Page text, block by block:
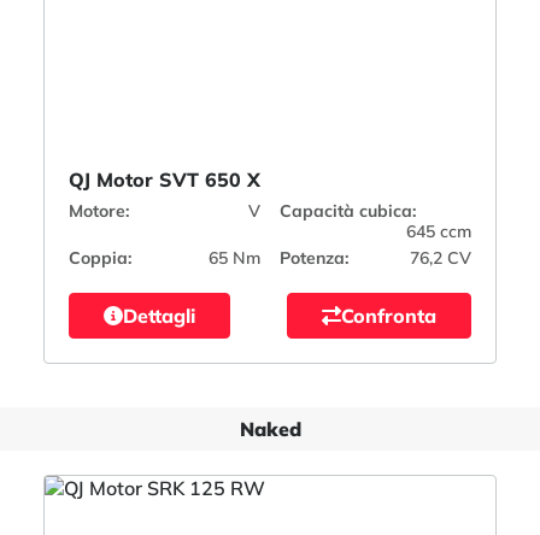
QJ Motor SVT 650 X
Motore: V
Capacità cubica:
645 ccm
Coppia:
65 Nm Potenza: 76,2 CV
Dettagli Confronta
Naked